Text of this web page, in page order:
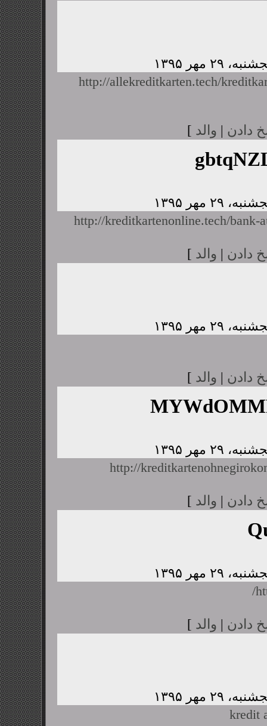
http://allekreditkarten.tech/
دادن | والد ]
http://kreditkartenonline.tech/bank-
دادن | والد ]
دادن | والد ]
http://
دادن | والد ]
دادن | والد ]
kredit